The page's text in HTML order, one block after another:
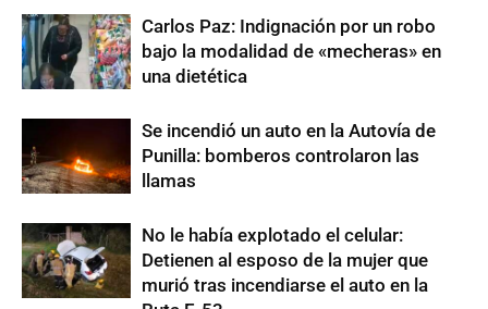
Carlos Paz: Indignación por un robo
bajo la modalidad de «mecheras» en
una dietética
Se incendió un auto en la Autovía de
Punilla: bomberos controlaron las
llamas
No le había explotado el celular:
Detienen al esposo de la mujer que
murió tras incendiarse el auto en la